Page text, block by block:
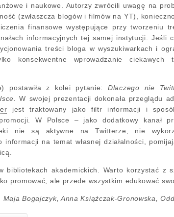
i naukowe. Autorzy zwrócili uwagę na
(zwłaszcza blogów i filmów na YT),
finansowe występujące przy tworzeniu
informacyjnych tej samej instytucji. Jeśli
treści bloga w wyszukiwarkach i
konsekwentne wprowadzanie
postawiła z kolei pytanie:Dlaczego nie
W swojej prezentacji dokonała przeglądu
jest traktowany jako filtr informacji i
W Polsce – jako dodatkowy kanał
nie są aktywne na Twitterze, nie
na temat własnej działalności,
bibliotekach akademickich. Warto korzystać z
promować, ale przede wszystkim edukować
Bogajczyk, Anna Książczak-Gronowska,